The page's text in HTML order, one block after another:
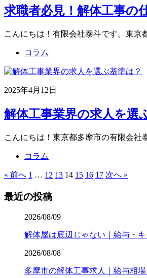
求職者必見！解体工事の
こんにちは！有限会社泰斗です。東
コラム
2025年4月12日
解体工事業界の求人を選
こんにちは！東京都多摩市の有限会
コラム
« 前へ 1 … 12 13 14 15 16 17 次へ »
最近の投稿
2026/08/09
解体屋は底辺じゃない｜給与・
2026/08/08
多摩市の解体工事求人｜給与相